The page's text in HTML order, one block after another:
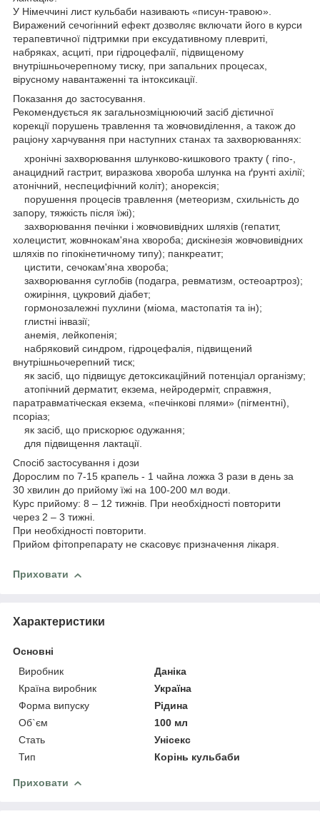
У Німеччині лист кульбаби називають «писун-травою».
Виражений сечогінний ефект дозволяє включати його в курси
терапевтичної підтримки при ексудативному плевриті,
набряках, асциті, при гідроцефалії, підвищеному
внутрішньочерепному тиску, при запальних процесах,
вірусному навантаженні та інтоксикації.
Показання до застосування.
Рекомендується як загальнозміцнюючий засіб дієтичної
корекції порушень травлення та жовчовиділення, а також до
раціону харчування при наступних станах та захворюваннях:
хронічні захворювання шлунково-кишкового тракту ( гіпо-,
анацидний гастрит, виразкова хвороба шлунка на ґрунті ахілії;
атонічний, неспецифічний коліт); анорексія;
порушення процесів травлення (метеоризм, схильність до
запору, тяжкість після їжі);
захворювання печінки і жовчовивідних шляхів (гепатит,
холецистит, жовчнокам'яна хвороба; дискінезія жовчовивідних
шляхів по гіпокінетичному типу); панкреатит;
цистити, сечокам'яна хвороба;
захворювання суглобів (подагра, ревматизм, остеоартроз);
ожиріння, цукровий діабет;
гормонозалежні пухлини (міома, мастопатія та ін);
глистні інвазії;
анемія, лейкопенія;
набряковий синдром, гідроцефалія, підвищений
внутрішньочерепний тиск;
як засіб, що підвищує детоксикаційний потенціал організму;
атопічний дерматит, екзема, нейродерміт, справжня,
паратравматіческая екзема, «печінкові плями» (пігментні),
псоріаз;
як засіб, що прискорює одужання;
для підвищення лактації.
Спосіб застосування і дози
Дорослим по 7-15 крапель - 1 чайна ложка 3 рази в день за
30 хвилин до прийому їжі на 100-200 мл води.
Курс прийому: 8 – 12 тижнів. При необхідності повторити
через 2 – 3 тижні.
При необхідності повторити.
Прийом фітопрепарату не скасовує призначення лікаря.
Приховати
Характеристики
Основні
Виробник
Даніка
Країна виробник
Україна
Форма випуску
Рідина
Об`єм
100 мл
Стать
Унісекс
Тип
Корінь кульбаби
Приховати